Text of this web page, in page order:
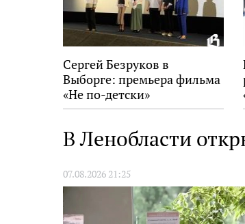
Сергей Безруков в
Выборге: премьера фильма
«Не по-детски»
В Ленобласти
07.08.2026 21:25